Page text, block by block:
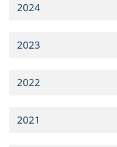
2024
2023
2022
2021